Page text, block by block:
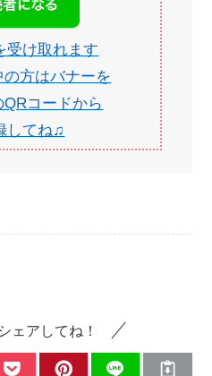
受け取れます
方はバナーを
コードから
してね♫
ェアしてね！